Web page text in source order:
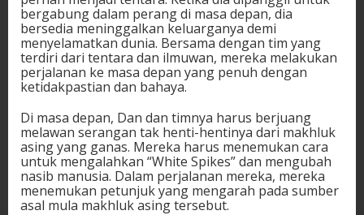
bergabung dalam perang di masa depan, dia
bersedia meninggalkan keluarganya demi
menyelamatkan dunia. Bersama dengan tim yang
terdiri dari tentara dan ilmuwan, mereka melakukan
perjalanan ke masa depan yang penuh dengan
ketidakpastian dan bahaya.
Di masa depan, Dan dan timnya harus berjuang
melawan serangan tak henti-hentinya dari makhluk
asing yang ganas. Mereka harus menemukan cara
untuk mengalahkan “White Spikes” dan mengubah
nasib manusia. Dalam perjalanan mereka, mereka
menemukan petunjuk yang mengarah pada sumber
asal mula makhluk asing tersebut.